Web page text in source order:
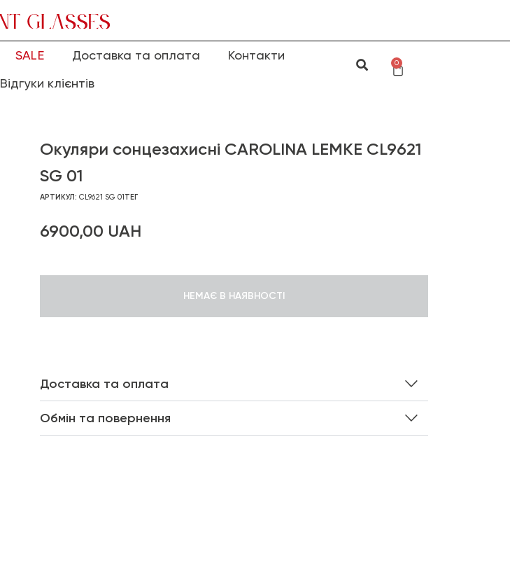
SALE Доставка та оплата
Контакти
Відгуки клієнтів
0
Окуляри сонцезахисні CAROLINA LEMKE CL9621
SG 01
АРТИКУЛ: CL9621 SG 01ТЕГ
6900,00 UAH
НЕМАЄ В НАЯВНОСТІ
Доставка та оплата
Обмін та повернення